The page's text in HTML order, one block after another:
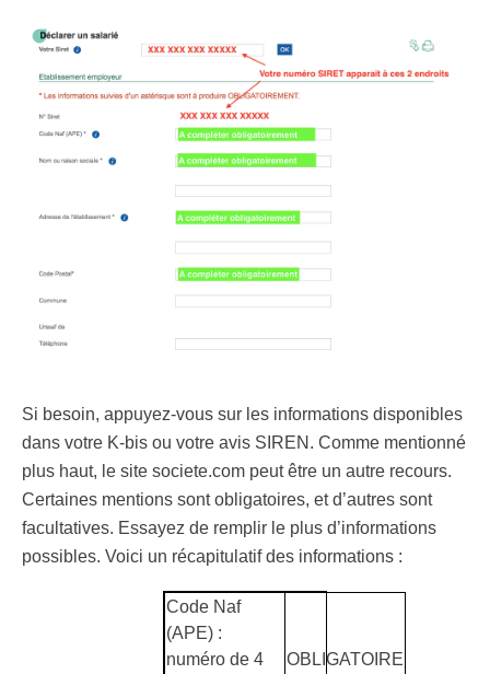
Si besoin, appuyez-vous sur les informations disponibles
dans votre K-bis ou votre avis SIREN. Comme mentionné
plus haut, le site societe.com peut être un autre recours.
Certaines mentions sont obligatoires, et d’autres sont
facultatives. Essayez de remplir le plus d’informations
possibles. Voici un récapitulatif des informations :
Code Naf
(APE) :
numéro de 4
OBLIGATOIRE